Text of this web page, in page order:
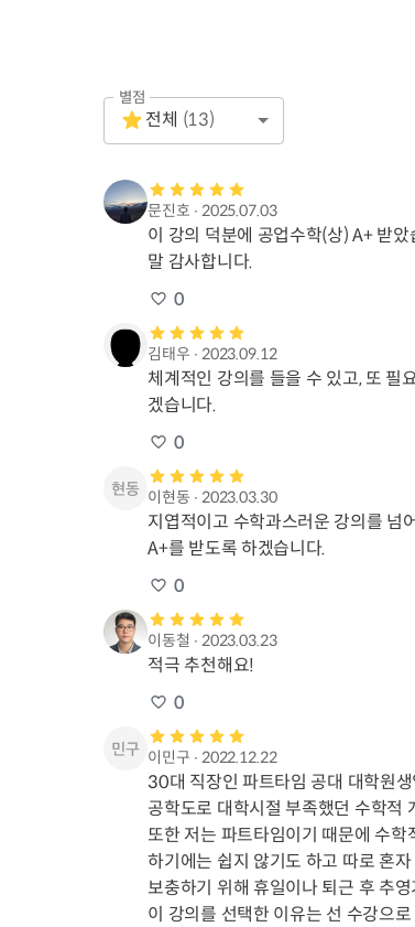
별점
1 Star
Empty
전체 (13)
문진호 ∙ 2025.07.03
이 강의 덕분에 공업수학(상) A+ 받
말 감사합니다.
0
김태우 ∙ 2023.09.12
체계적인 강의를 들을 수 있고, 또 필
겠습니다.
0
이현동 ∙ 2023.03.30
지엽적이고 수학과스러운 강의를 넘
A+를 받도록 하겠습니다.
0
이동철 ∙ 2023.03.23
적극 추천해요!
0
이민구 ∙ 2022.12.22
30대 직장인 파트타임 공대 대학원
공학도로 대학시절 부족했던 수학적
또한 저는 파트타임이기 때문에 수
하기에는 쉽지 않기도 하고 따로 혼
보충하기 위해 휴일이나 퇴근 후 추
이 강의를 선택한 이유는 선 수강으